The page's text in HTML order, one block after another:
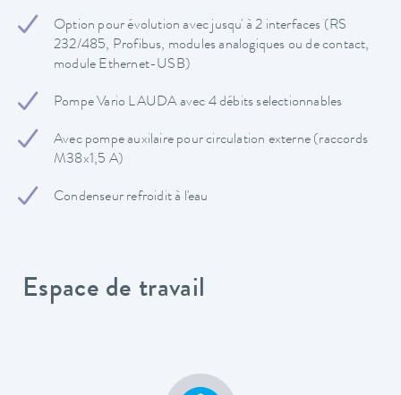
Option pour évolution avec jusqu' à 2 interfaces (RS
232/485, Profibus, modules analogiques ou de contact,
module Ethernet-USB)
Pompe Vario LAUDA avec 4 débits selectionnables
Avec pompe auxilaire pour circulation externe (raccords
M38x1,5 A)
Condenseur refroidit à l'eau
Espace de travail